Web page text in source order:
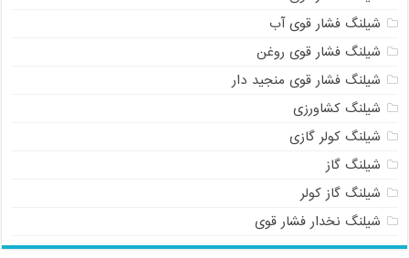
شیلنگ فشار قوی آب
شیلنگ فشار قوی روغن
شیلنگ فشار قوی منجید دار
شیلنگ کشاورزی
شیلنگ کولر گازی
شیلنگ گاز
شیلنگ گاز کولر
شیلنگ نخدار فشار قوی